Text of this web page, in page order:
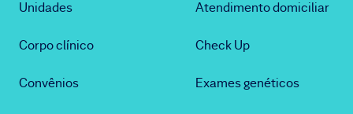
Unidades
Corpo clínico
Convênios
Atendimento domiciliar
Check Up
Exames genéticos